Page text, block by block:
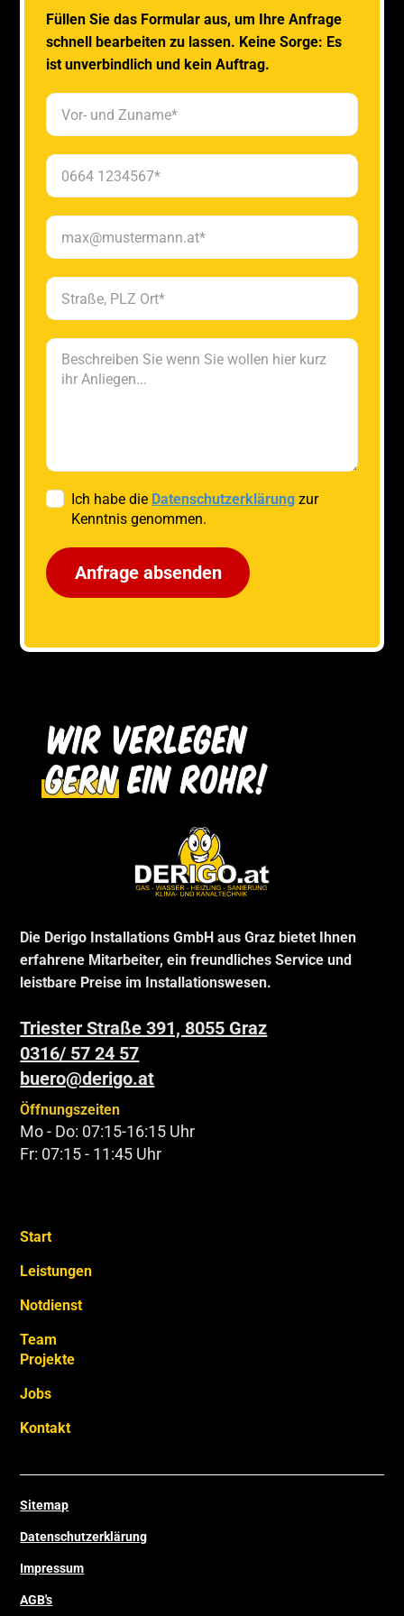
Die Derigo Installations GmbH aus Graz bietet Ihnen
erfahrene Mitarbeiter, ein freundliches Service und
leistbare Preise im Installationswesen.
Triester Straße 391, 8055 Graz
0316/ 57 24 57
buero@derigo.at
Öffnungszeiten
Mo - Do: 07:15-16:15 Uhr
Fr: 07:15 - 11:45 Uhr
Start
Leistungen
Notdienst
Team
Projekte
Jobs
Kontakt
Füllen Sie das Formular aus, um Ihre Anfrage
schnell bearbeiten zu lassen. Keine Sorge: Es
ist unverbindlich und kein Auftrag.
Ich habe die Datenschutzerklärung zur
Kenntnis genommen.
Sitemap
Datenschutzerklärung
Impressum
AGB's